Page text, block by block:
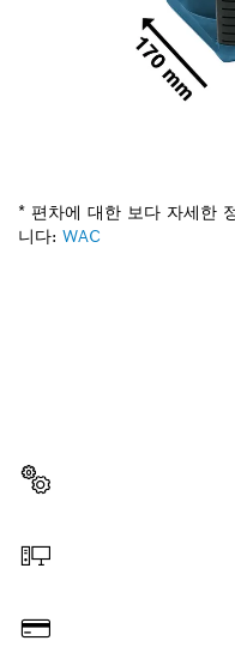
* 편차에 대한 보다 자세한
니다: WAC